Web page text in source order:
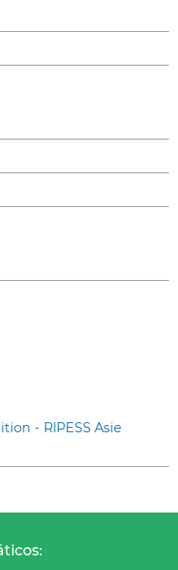
- RIPESS Asie